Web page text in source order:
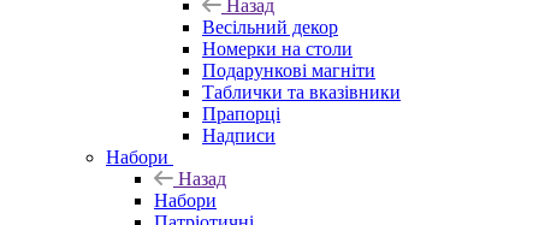
Назад
Весільний декор
Номерки на столи
Подарункові магніти
Таблички та вказівники
Прапорці
Надписи
Набори
Назад
Набори